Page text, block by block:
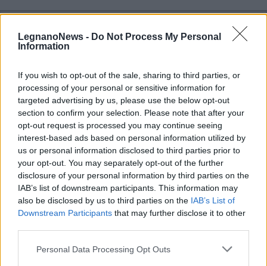
LegnanoNews - Do Not Process My Personal
Information
If you wish to opt-out of the sale, sharing to third parties, or
processing of your personal or sensitive information for
targeted advertising by us, please use the below opt-out
section to confirm your selection. Please note that after your
opt-out request is processed you may continue seeing
interest-based ads based on personal information utilized by
us or personal information disclosed to third parties prior to
your opt-out. You may separately opt-out of the further
disclosure of your personal information by third parties on the
IAB’s list of downstream participants. This information may
also be disclosed by us to third parties on the IAB’s List of
Downstream Participants that may further disclose it to other
Personal Data Processing Opt Outs
ALTRE NOTIZIE DI LEGNANO